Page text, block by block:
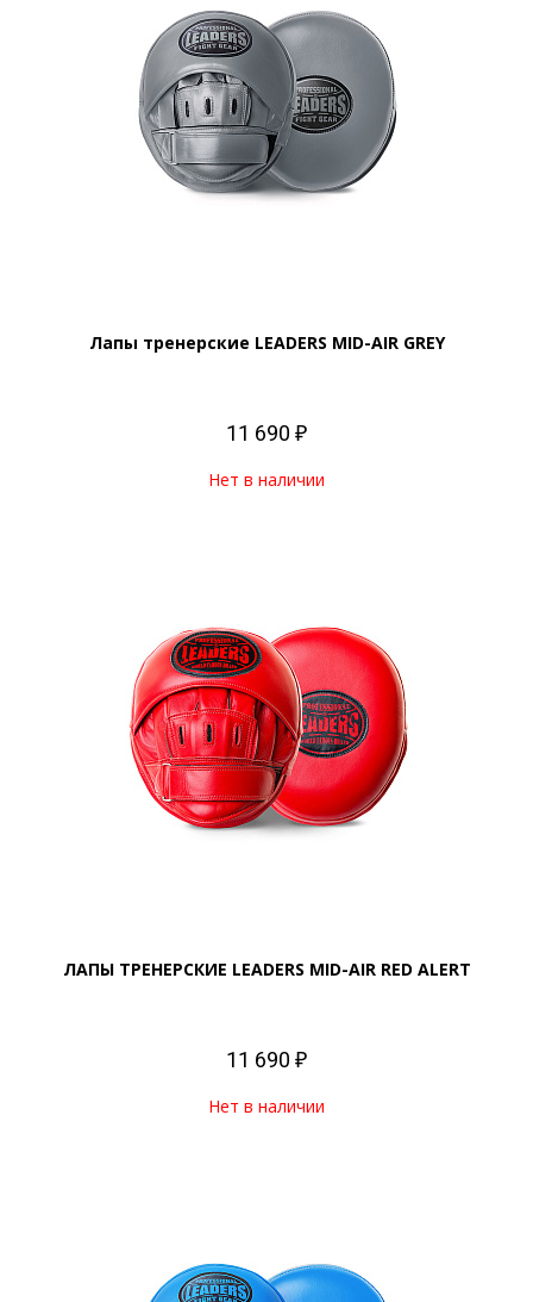
Лапы тренерские LEADERS MID-AIR GREY
11 690 ₽
Нет в наличии
ЛАПЫ ТРЕНЕРСКИЕ LEADERS MID-AIR RED ALERT
11 690 ₽
Нет в наличии